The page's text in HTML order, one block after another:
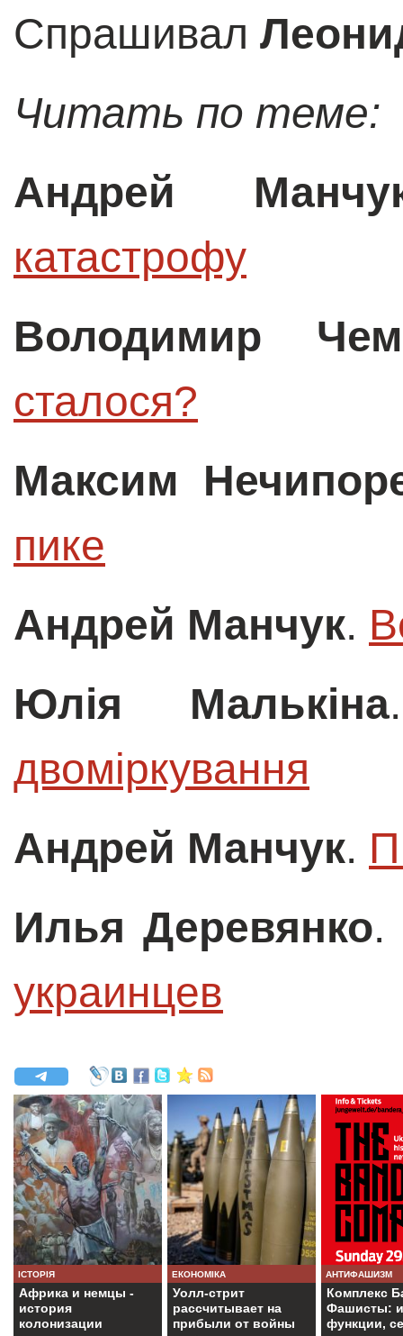
Спрашивал
Читать по теме:
Андрей
катастрофу
Володимир
сталося?
Максим
пике
Андрей Манчук.
Юлія Малькіна
двоміркування
Андрей Манчук.
Илья Деревянко.
украинцев
ІСТОРІЯ
Африка и немцы -
история
колонизации
ЕКОНОМІКА
Уолл-стрит
рассчитывает на
прибыли от войны
АНТИФАШИЗМ
Комплекс
Фашисты:
функции,